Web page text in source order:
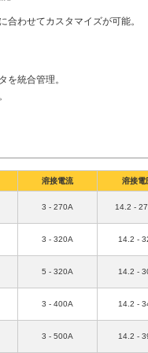
合わせてカスタマイズが可能。
を統合管理。
溶接電流 溶接電
3 - 270A 14.2 -
3 - 320A 14.2 -
5 - 320A 14.2 -
3 - 400A 14.2 -
3 - 500A 14.2 -